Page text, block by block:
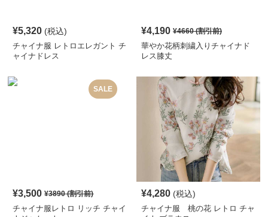
¥5,320 (税込)
チャイナ服 レトロエレガント チ
ャイナドレス
¥4,190 ¥4660(割引前)
華やか花柄刺繍入りチャイナド
レス膝丈
SALE
¥3,500 ¥3890(割引前)
チャイナ服レトロ リッチ チャイ
¥4,280 (税込)
チャイナ服 桃の花 レトロ チャ